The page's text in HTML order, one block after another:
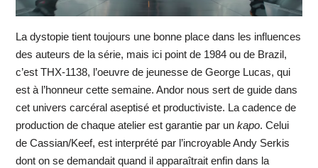
La dystopie tient toujours une bonne place dans les influences
des auteurs de la série, mais ici point de 1984 ou de Brazil,
c’est THX-1138, l’oeuvre de jeunesse de George Lucas, qui
est à l’honneur cette semaine. Andor nous sert de guide dans
cet univers carcéral aseptisé et productiviste. La cadence de
production de chaque atelier est garantie par un kapo. Celui
de Cassian/Keef, est interprété par l’incroyable Andy Serkis
dont on se demandait quand il apparaîtrait enfin dans la